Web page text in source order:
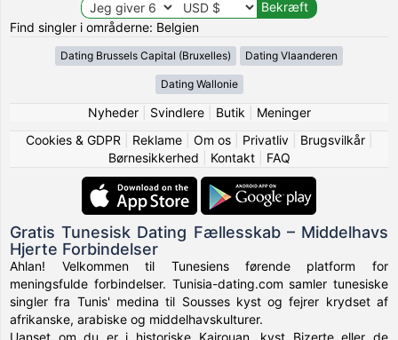
Find singler i områderne: Belgien
Dating Brussels Capital (Bruxelles) Dating Vlaanderen
Dating Wallonie
Nyheder| Svindlere| Butik
Meninger
Cookies & GDPR
Reklame| Om os| Privatliv| Brugsvilkår|
Børnesikkerhed
Kontakt| FAQ
Gratis Tunesisk Dating Fællesskab – Middelhavs
Hjerte Forbindelser
Ahlan! Velkommen til Tunesiens førende platform for
meningsfulde forbindelser. Tunisia-dating.com samler tunesiske
singler fra Tunis' medina til Sousses kyst og fejrer krydset af
afrikanske, arabiske og middelhavskulturer.
Uanset om du er i historiske Kairouan, kyst Bizerte eller de